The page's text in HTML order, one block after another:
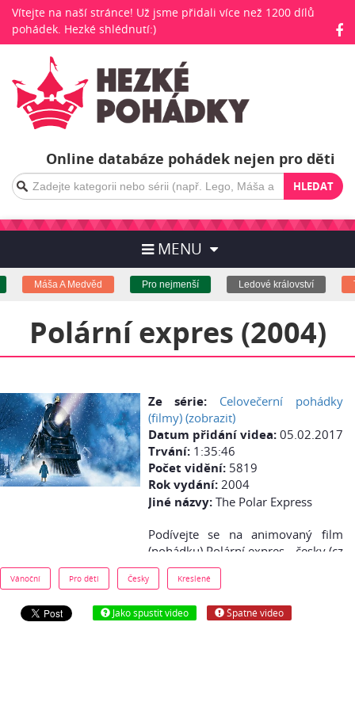
Vítejte na naší stránce! Už jsme přidali více než 1200 dílů
pohádek. Hezké shlédnutí:)
Online databáze pohádek nejen pro děti
HLEDAT
MENU
Máša A Medvěd Pro nejmenší Ledové království
Polární expres (2004)
Ze série: Celovečerní pohádky
(filmy) (zobrazit)
Datum přidání videa: 05.02.2017
Trvání: 1:35:46
Počet vidění: 5819
Rok vydání: 2004
Jiné názvy: The Polar Express
Podívejte se na animovaný film
(pohádku) Polární expres - česky (cz
dabing) online zdarma: Otevři oči a
naskoč! Čeká tě jízda tvého života.
dobrodružství. A tebe čeká v
Vánoční Pro děti Česky Kreslené
Jako spustit video Špatné video